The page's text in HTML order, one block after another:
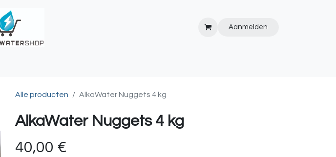
Aanmelden
Alle producten AlkaWater Nuggets 4 kg
AlkaWater Nuggets 4 kg
40,00 €